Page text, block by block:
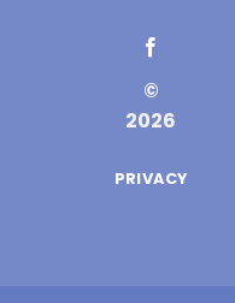
©
2026
PRIVACY